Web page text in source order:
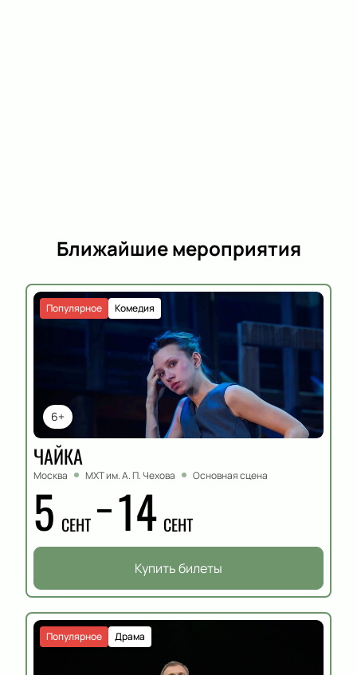
Ближайшие мероприятия
6+
Комедия
Популярное
ЧАЙКА
Москва МХТ им. А. П. Чехова Основная сцена
5 СЕНТ 14 СЕНТ
Купить билеты
Драма
Популярное